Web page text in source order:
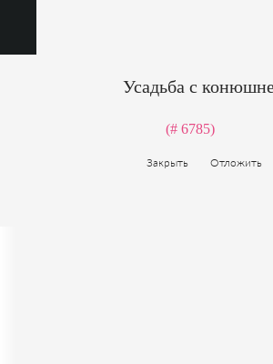
Усадьба с
(# 6785)
Закрыть Отложить